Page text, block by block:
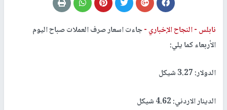
نابلس -النجاح الإخباري -جاءت اسعار صرف العملات صباح اليوم
الأربعاء كما يلي:
الدولار: 3.27 شيكل
الدينار الاردني: 4.62 شيكل